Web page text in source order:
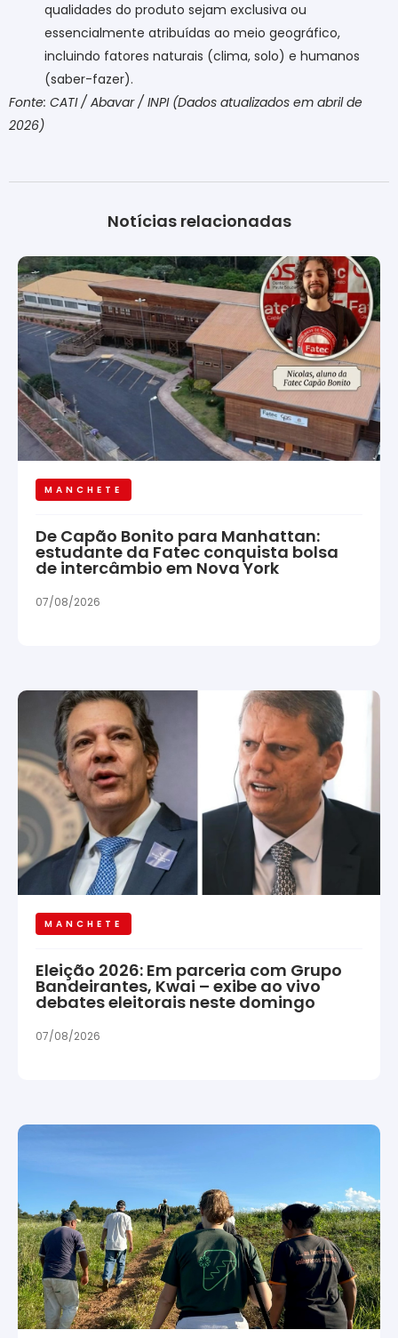
qualidades do produto sejam exclusiva ou
essencialmente atribuídas ao meio geográfico,
incluindo fatores naturais (clima, solo) e humanos
(saber-fazer).
Fonte: CATI / Abavar / INPI (Dados atualizados em abril de
2026)
Notícias relacionadas
MANCHETE
De Capão Bonito para Manhattan:
estudante da Fatec conquista bolsa
de intercâmbio em Nova York
07/08/2026
MANCHETE
Eleição 2026: Em parceria com Grupo
Bandeirantes, Kwai – exibe ao vivo
debates eleitorais neste domingo
07/08/2026